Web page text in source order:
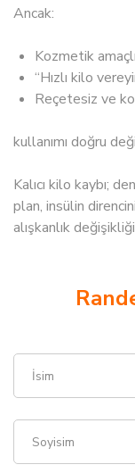
Ancak:
Kozmetik amaçlı
“Hızlı kilo
Reçetesiz ve
kullanımı doğru
Kalıcı kilo kaybı;
plan, insülin
alışkanlık